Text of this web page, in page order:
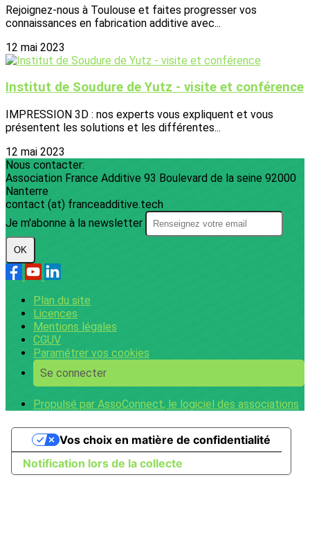
Rejoignez-nous à Toulouse et faites progresser vos
connaissances en fabrication additive avec...
12 mai 2023
Institut de Soudure de Yutz - visite et conférence
IMPRESSION 3D : nos experts vous expliquent et vous
présentent les solutions et les différentes...
12 mai 2023
Nous contacter:
Association France Additive 93 Boulevard de la seine 92000
Nanterre
contact (at) franceadditive.tech
Je m'abonne à la newsletter
OK
Plan du site
Licences
Mentions légales
CGUV
Paramétrer vos cookies
Se connecter
Propulsé par AssoConnect, le logiciel des associations
Notification lors de la collecte
Vos choix en matière de confidentialité